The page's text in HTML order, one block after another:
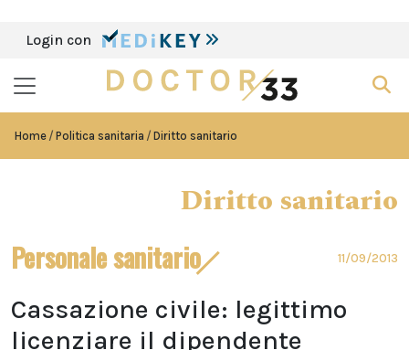
Login con
Home Politica sanitaria Diritto sanitario
Diritto sanitario
Personale sanitario 11/09/2013
Cassazione civile: legittimo
licenziare il dipendente